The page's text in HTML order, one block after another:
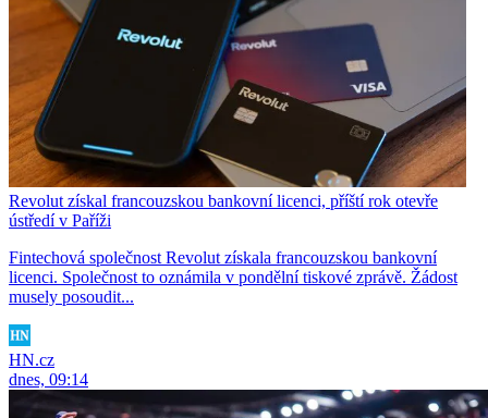
Revolut získal francouzskou bankovní licenci, příští rok otevře
ústředí v Paříži
Fintechová společnost Revolut získala francouzskou bankovní
licenci. Společnost to oznámila v pondělní tiskové zprávě. Žádost
musely posoudit...
HN.cz
dnes, 09:14